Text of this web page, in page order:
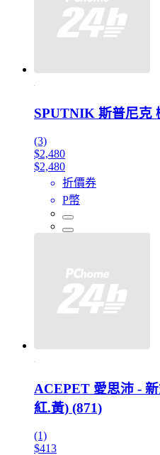
SPUTNIK 斯普尼克
(3)
$2,480
$2,480
折價券
P幣
ACEPET 愛思沛 -
紅.黃) (871)
(1)
$413